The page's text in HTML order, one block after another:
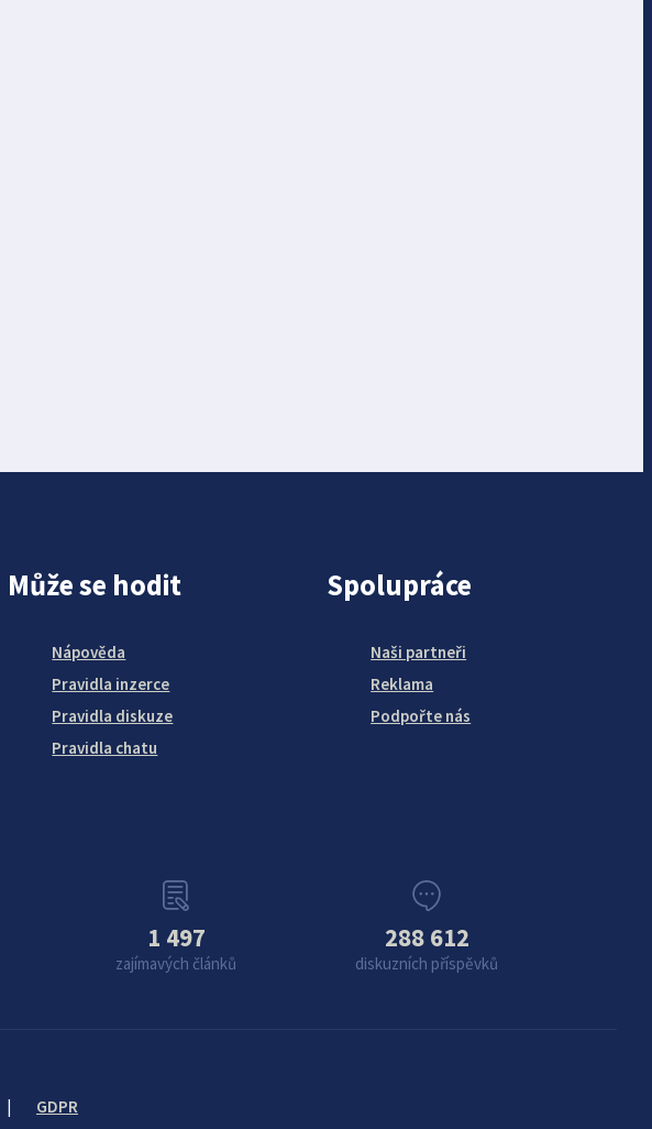
Může se hodit
Nápověda
Pravidla inzerce
Pravidla diskuze
Pravidla chatu
Spolupráce
Naši partneři
Reklama
Podpořte nás
1 497
zajímavých článků
288 612
diskuzních příspěvků
| GDPR